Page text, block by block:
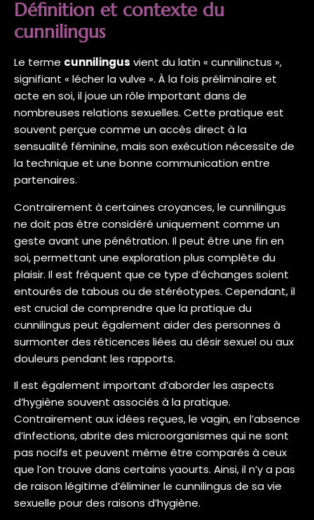
Définition et contexte du
cunnilingus
Le terme cunnilingus vient du latin « cunnilinctus »,
signifiant « lécher la vulve ». À la fois préliminaire et
acte en soi, il joue un rôle important dans de
nombreuses relations sexuelles. Cette pratique est
souvent perçue comme un accès direct à la
sensualité féminine, mais son exécution nécessite de
la technique et une bonne communication entre
partenaires.
Contrairement à certaines croyances, le cunnilingus
ne doit pas être considéré uniquement comme un
geste avant une pénétration. Il peut être une fin en
soi, permettant une exploration plus complète du
plaisir. Il est fréquent que ce type d’échanges soient
entourés de tabous ou de stéréotypes. Cependant, il
est crucial de comprendre que la pratique du
cunnilingus peut également aider des personnes à
surmonter des réticences liées au désir sexuel ou aux
douleurs pendant les rapports.
Il est également important d’aborder les aspects
d’hygiène souvent associés à la pratique.
Contrairement aux idées reçues, le vagin, en l’absence
d’infections, abrite des microorganismes qui ne sont
pas nocifs et peuvent même être comparés à ceux
que l’on trouve dans certains yaourts. Ainsi, il n’y a pas
de raison légitime d’éliminer le cunnilingus de sa vie
sexuelle pour des raisons d’hygiène.